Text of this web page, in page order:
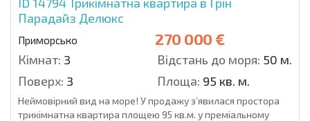
Парадайз Делюкс
Приморсько 270 000 €
Кімнат: 3 Відстань до моря: 50 м.
Поверх: 3 Площа: 95 кв. м.
Неймовірний вид на море! У продажу з’явилася простора
трикімнатна квартира площею 95 кв.м. у преміальному